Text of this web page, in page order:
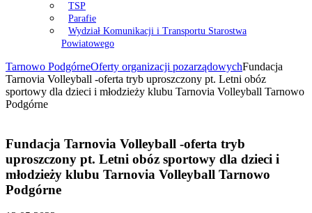
TSP
Parafie
Wydział Komunikacji i Transportu Starostwa
Powiatowego
Tarnowo PodgórneOferty organizacji pozarządowychFundacja
Tarnovia Volleyball -oferta tryb uproszczony pt. Letni obóz
sportowy dla dzieci i młodzieży klubu Tarnovia Volleyball Tarnowo
Podgórne
Fundacja Tarnovia Volleyball -oferta tryb
uproszczony pt. Letni obóz sportowy dla dzieci i
młodzieży klubu Tarnovia Volleyball Tarnowo
Podgórne